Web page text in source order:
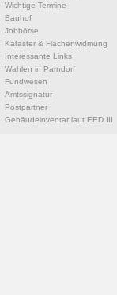
Wichtige Termine
Bauhof
Jobbörse
Kataster & Flächenwidmung
Interessante Links
Wahlen in Parndorf
Fundwesen
Amtssignatur
Postpartner
Gebäudeinventar laut EED III